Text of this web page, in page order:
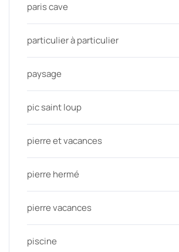
paris cave
particulier à particulier
paysage
pic saint loup
pierre et vacances
pierre hermé
pierre vacances
piscine